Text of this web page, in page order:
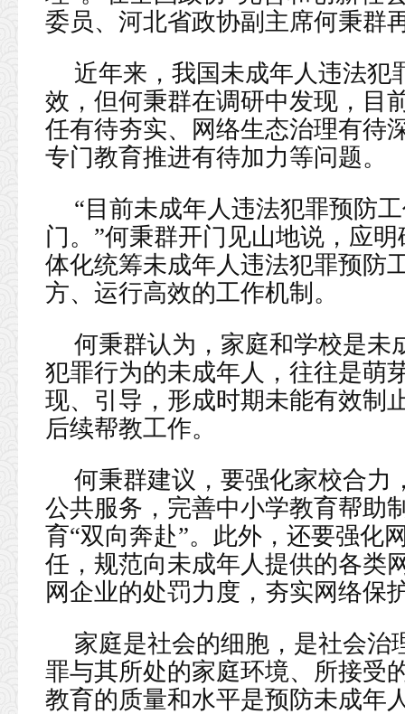
委员、河北省政协副主席何秉群
近年来，我国未成年人违法犯
效，但何秉群在调研中发现，目
任有待夯实、网络生态治理有待
专门教育推进有待加力等问题。
“目前未成年人违法犯罪预防
门。”何秉群开门见山地说，应
体化统筹未成年人违法犯罪预防
方、运行高效的工作机制。
何秉群认为，家庭和学校是未
犯罪行为的未成年人，往往是萌
现、引导，形成时期未能有效制
后续帮教工作。
何秉群建议，要强化家校合力
公共服务，完善中小学教育帮助
育“双向奔赴”。此外，还要强化
任，规范向未成年人提供的各类
网企业的处罚力度，夯实网络保
家庭是社会的细胞，是社会治
罪与其所处的家庭环境、所接受
教育的质量和水平是预防未成年